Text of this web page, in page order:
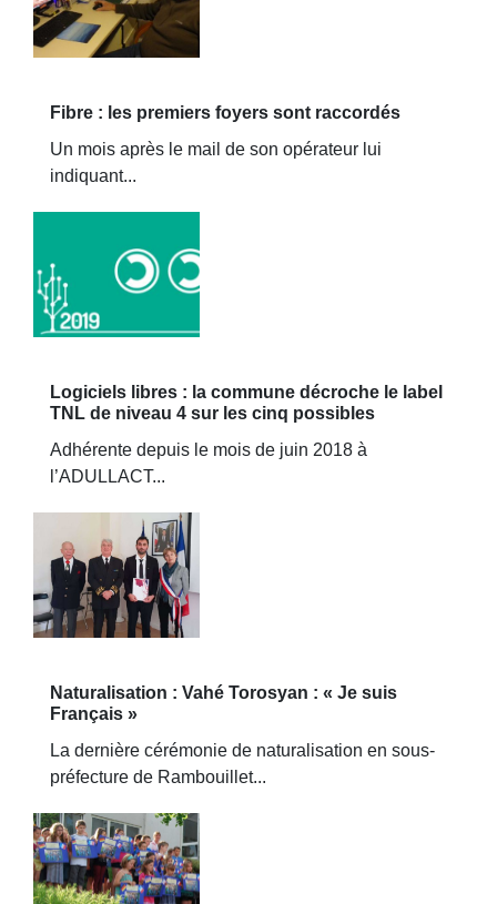
Fibre : les premiers foyers sont raccordés
Un mois après le mail de son opérateur lui
indiquant...
Logiciels libres : la commune décroche le label
TNL de niveau 4 sur les cinq possibles
Adhérente depuis le mois de juin 2018 à
l’ADULLACT...
Naturalisation : Vahé Torosyan : « Je suis
Français »
La dernière cérémonie de naturalisation en sous-
préfecture de Rambouillet...